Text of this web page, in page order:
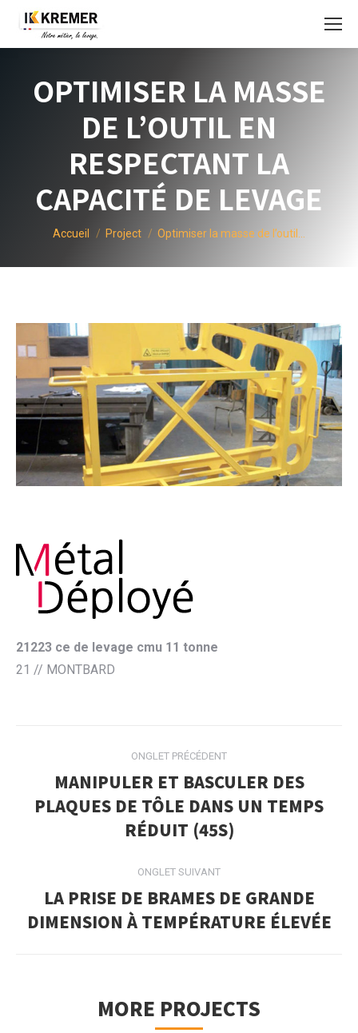
OPTIMISER LA MASSE
DE L’OUTIL EN
RESPECTANT LA
CAPACITÉ DE LEVAGE
Vous êtes ici :
Accueil Project Optimiser la masse de l’outil…
21223 ce de levage cmu 11 tonne
21 // MONTBARD
NAVIGATION
COMMENTAIRE
ONGLET PRÉCÉDENT
Onglet
précédent
MANIPULER ET BASCULER DES
PLAQUES DE TÔLE DANS UN TEMPS
RÉDUIT (45S)
ONGLET SUIVANT
Projets
similaires
LA PRISE DE BRAMES DE GRANDE
DIMENSION À TEMPÉRATURE ÉLEVÉE
MORE PROJECTS